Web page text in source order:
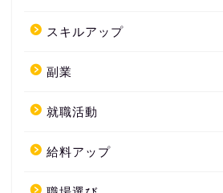
スキルアップ
副業
就職活動
給料アップ